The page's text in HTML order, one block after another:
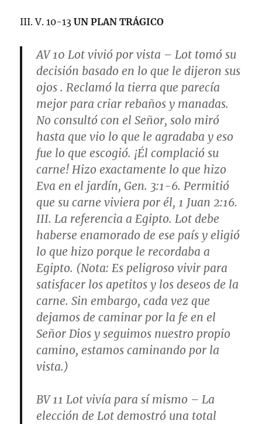
III. V. 10-13UN PLAN TRÁGICO
AV 10 Lot vivió por vista – Lot tomó su
decisión basado en lo que le dijeron sus
ojos . Reclamó la tierra que parecía
mejor para criar rebaños y manadas.
No consultó con el Señor, solo miró
hasta que vio lo que le agradaba y eso
fue lo que escogió. ¡Él complació su
carne! Hizo exactamente lo que hizo
Eva en el jardín,Gen. 3:1-6. Permitió
que su carne viviera por él, 1 Juan 2:16.
III. La referencia a Egipto. Lot debe
haberse enamorado de ese país y eligió
lo que hizo porque le recordaba a
Egipto. (Nota: Es peligroso vivir para
satisfacer los apetitos y los deseos de la
carne. Sin embargo, cada vez que
dejamos de caminar por la fe en el
Señor Dios y seguimos nuestro propio
camino, estamos caminando por la
vista.)
BV 11 Lot vivía para sí mismo – La
elección de Lot demostró una total